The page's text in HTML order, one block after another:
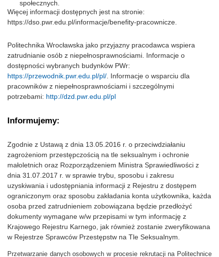
społecznych.
Więcej informacji dostępnych jest na stronie:
https://dso.pwr.edu.pl/informacje/benefity-pracownicze
Politechnika Wrocławska jako przyjazny pracodawca wspiera
zatrudnianie osób z niepełnosprawnościami. Informacje o
dostępności wybranych budynków PWr:
https://przewodnik.pwr.edu.pl/pl/ . Informacje o wsparciu dla
pracowników z niepełnosprawnościami i szczególnymi
potrzebami: http://dzd.pwr.edu.pl/pl
Informujemy:
Zgodnie z Ustawą z dnia 13.05.2016 r. o przeciwdziałaniu
zagrożeniom przestępczością na tle seksualnym i ochronie
małoletnich oraz Rozporządzeniem Ministra Sprawiedliwości z
dnia 31.07.2017 r. w sprawie trybu, sposobu i zakresu
uzyskiwania i udostępniania informacji z Rejestru z dostępem
ograniczonym oraz sposobu zakładania konta użytkownika, każda
osoba przed zatrudnieniem zobowiązana będzie przedłożyć
dokumenty wymagane w/w przepisami w tym informację z
Krajowego Rejestru Karnego, jak również zostanie zweryfikowana
w Rejestrze Sprawców Przestępstw na Tle Seksualnym.
Przetwarzanie danych osobowych w procesie rekrutacji na Politechnice